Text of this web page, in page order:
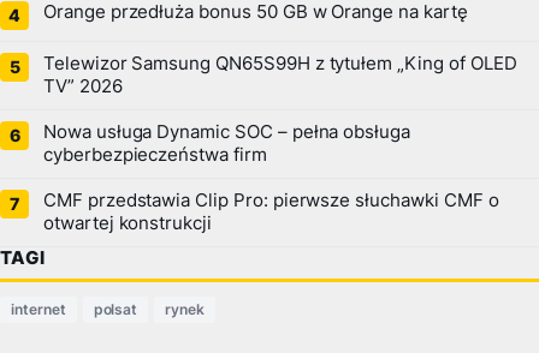
Orange przedłuża bonus 50 GB w Orange na kartę
Telewizor Samsung QN65S99H z tytułem „King of OLED
TV” 2026
Nowa usługa Dynamic SOC – pełna obsługa
cyberbezpieczeństwa firm
CMF przedstawia Clip Pro: pierwsze słuchawki CMF o
otwartej konstrukcji
TAGI
internet polsat rynek